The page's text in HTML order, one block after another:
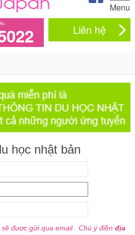
Menu
Liên hệ
học nhật bản
được gửi qua email . Chú ý điền địa